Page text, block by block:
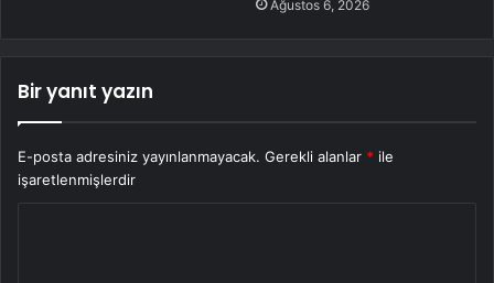
Ağustos 6, 2026
Bir yanıt yazın
E-posta adresiniz yayınlanmayacak. Gerekli alanlar * ile
işaretlenmişlerdir